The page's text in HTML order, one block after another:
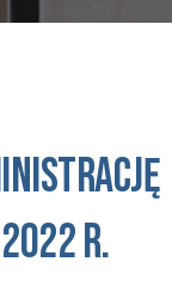
r.